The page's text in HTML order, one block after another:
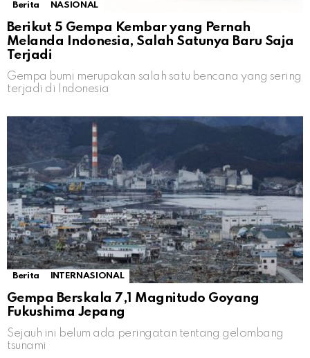
Berita NASIONAL
Berikut 5 Gempa Kembar yang Pernah
Melanda Indonesia, Salah Satunya Baru Saja
Terjadi
Gempa bumi merupakan salah satu bencana yang sering
terjadi di Indonesia
Berita INTERNASIONAL
Gempa Berskala 7,1 Magnitudo Goyang
Fukushima Jepang
Sejauh ini belum ada peringatan tentang gelombang
tsunami